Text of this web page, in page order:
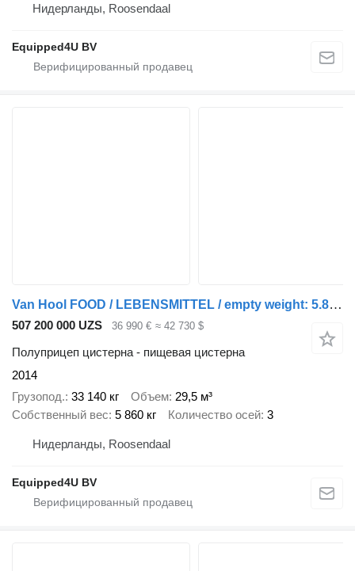
Нидерланды, Roosendaal
Equipped4U BV
Van Hool FOOD / LEBENSMITTEL / empty weight: 5.860kg / 29.500L / 1-comp.+
507 200 000 UZS 36 990 € ≈ 42 730 $
Полуприцеп цистерна - пищевая цистерна
2014
Грузопод. 33 140 кг Объем 29,5 м³
Собственный вес 5 860 кг Количество осей 3
Нидерланды, Roosendaal
Equipped4U BV